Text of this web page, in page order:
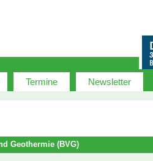
Termine Newsletter
Geothermie (BVG)